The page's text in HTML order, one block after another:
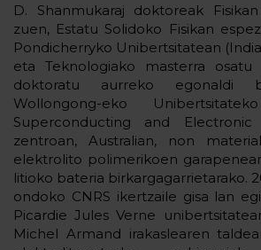
D. Shanmukaraj doktoreak
zuen, Estatu Solidoko Fisikan
Pondicherryko Unibertsitatean
eta Teknologiako masterra osatu
doktoratu aurreko egonaldi
Wollongong-eko
Superconducting and Electronic
zentroan, Australian, non
elektrolito polimerikoen
litioko bateria birkargagarrietarako.
ondoko CNRS ikertzaile gisa lan
Picardie Jules Verne
Michel Armand irakaslearen